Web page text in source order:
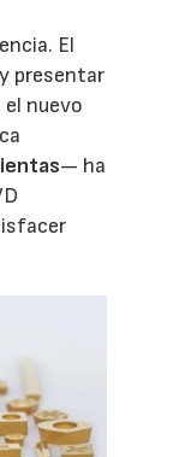
El
presentar
el nuevo
— ha